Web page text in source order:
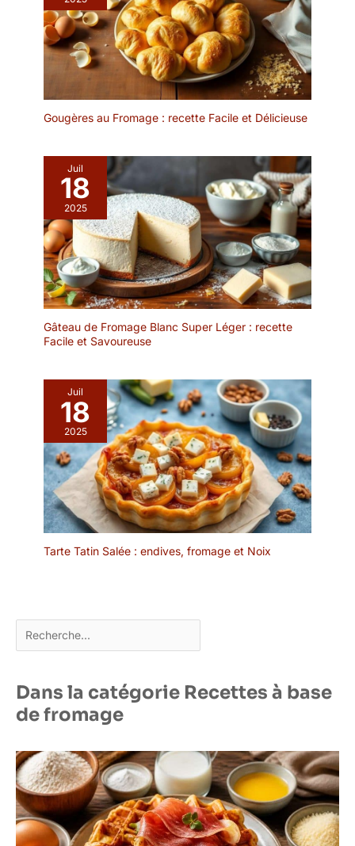
idéales pour décorer les
aliments et les boissons
à n'importe quelle fête,
fête d'anniversaire, fête
de Noël, mariage,
cocktail, etc. Les
sont parfaites pour les
apéritifs, les brochettes
de légumes, les
brochettes à dessert ou
les collations et peuvent
également être utilisées
pour tout buffet,
restauration, cocktail et
barbecue que vous
voulez faire avec votre
famille ou vos amis.
【Multifonction】 : les
nourriture, mais aussi
pour bricoler ou étiqueter
les semis dans la serre !
Contenu de l'emballage :
notre paquet contient 6
paquets de brochettes
en bois, 50
pièces/paquet, 300
pièces au total, une
brochettes en bois est
gagner du temps et
facilite la cuisson. Facile
à utiliser : Les brochettes
créent un effet visuel
rafraîchissant après
enfilage, embellissant le
plat et vous permettant
préparer de délicieux
repas pour vos invités.
Polyvalent : Avec une
longueur de 18 cm, elles
sont pratiques et
s'adaptent à de
nombreuses activités,
que ce soit pour les
barbecues en famille, les
ou les buffets. Polyvalent
fruits, les guimauves, les
amuse-gueules, les
barbecues, les grillades
en plein air, etc. – pour
une ambiance animée
lors de vos fêtes et
événements.
Gougères au Fromage : recette Facile et Délicieuse
Juil
18
2025
Gâteau de Fromage Blanc Super Léger : recette
Facile et Savoureuse
Juil
18
2025
Tarte Tatin Salée : endives, fromage et Noix
Rechercher
Dans la catégorie Recettes à base
de fromage